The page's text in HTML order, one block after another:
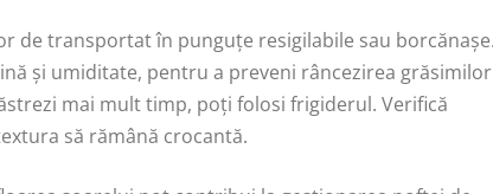
de transportat în punguțe resigilabile sau borcănașe.
și umiditate, pentru a preveni râncezirea
mai mult timp, poți folosi frigiderul. Verifică
să rămână crocantă.